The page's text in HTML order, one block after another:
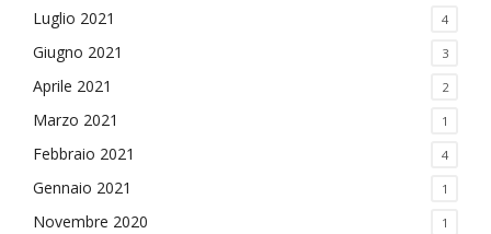
Luglio 2021 4
Giugno 2021 3
Aprile 2021 2
Marzo 2021 1
Febbraio 2021 4
Gennaio 2021 1
Novembre 2020 1